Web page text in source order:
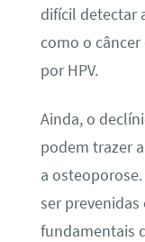
difícil detectar
como o
por HPV.
Ainda, o
podem trazer
a
ser prevenidas
fundamentais